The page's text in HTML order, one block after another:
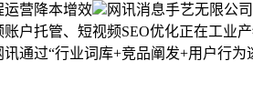
运营降本增效
网讯消息手艺无限公
户托管、短视频SEO优化正在工业
通过“行业词库+竞品阐发+用户行